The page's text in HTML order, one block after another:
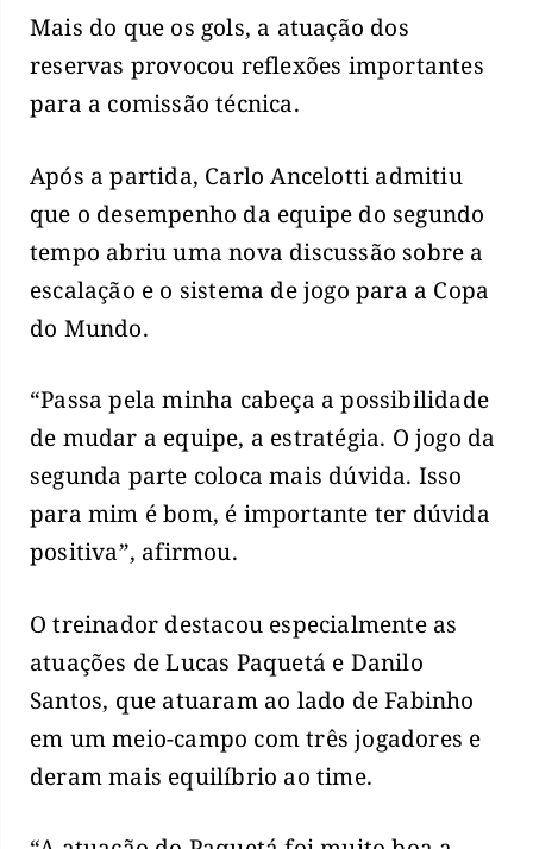
Mais do que os gols, a atuação dos
reservas provocou reflexões importantes
para a comissão técnica.
Após a partida, Carlo Ancelotti admitiu
que o desempenho da equipe do segundo
tempo abriu uma nova discussão sobre a
escalação e o sistema de jogo para a Copa
do Mundo.
“Passa pela minha cabeça a possibilidade
de mudar a equipe, a estratégia. O jogo da
segunda parte coloca mais dúvida. Isso
para mim é bom, é importante ter dúvida
positiva”, afirmou.
O treinador destacou especialmente as
atuações de Lucas Paquetá e Danilo
Santos, que atuaram ao lado de Fabinho
em um meio-campo com três jogadores e
deram mais equilíbrio ao time.